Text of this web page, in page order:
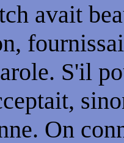
avait
S'il
On